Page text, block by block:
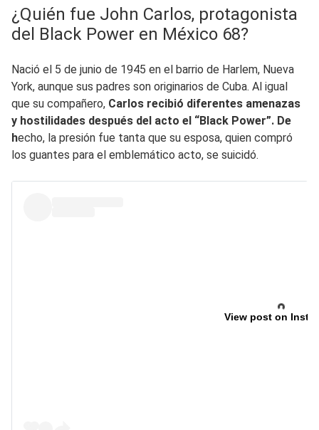
¿Quién fue John Carlos, protagonista
del Black Power en México 68?
Nació el 5 de junio de 1945 en el barrio de Harlem, Nueva
York, aunque sus padres son originarios de Cuba. Al igual
que su compañero, Carlos recibió diferentes amenazas
y hostilidades después del acto el “Black Power”. De
hecho, la presión fue tanta que su esposa, quien compró
los guantes para el emblemático acto, se suicidó.
View post on